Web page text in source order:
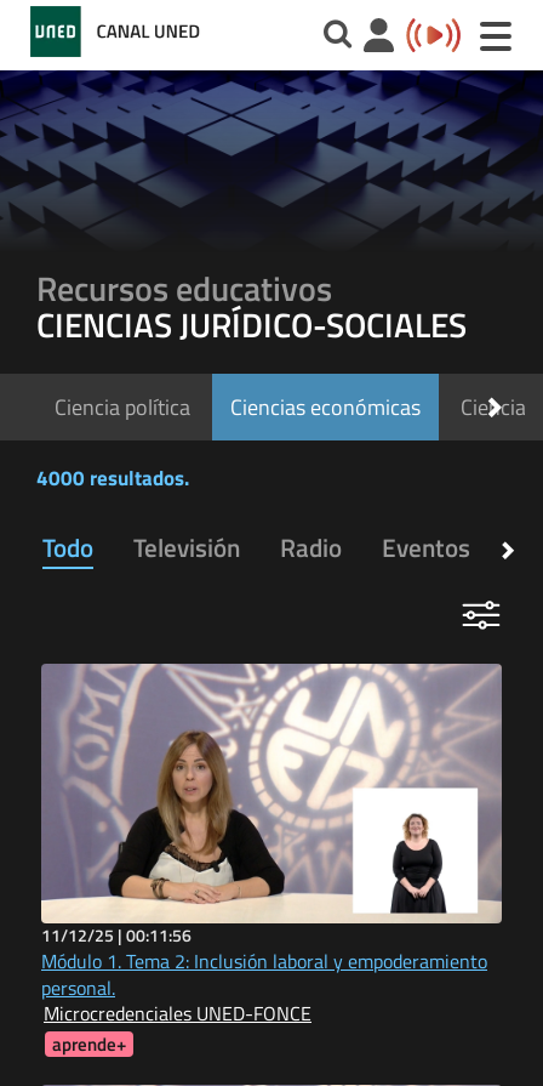
Toggle
Recursos educativos
CIENCIAS JURÍDICO-SOCIALES
Ciencia política Ciencias económicas
4000 resultados.
Todo Televisión Radio Eventos
11/12/25 |00:11:56
Módulo 1. Tema 2: Inclusión laboral y empoderamiento
personal.
Microcredenciales UNED-FONCE
aprende+